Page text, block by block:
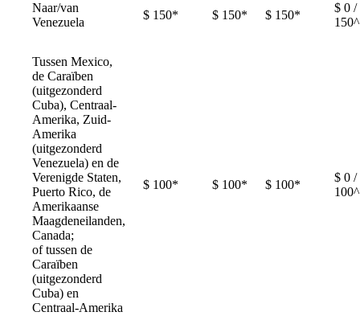
Naar/van
Venezuela
$ 150* $ 150* $ 150*
$ 0 /
150^
Tussen Mexico,
de Caraïben
(uitgezonderd
Cuba), Centraal-
Amerika, Zuid-
Amerika
(uitgezonderd
Venezuela) en de
Verenigde Staten,
Puerto Rico, de
Amerikaanse
Maagdeneilanden,
Canada;
of tussen de
Caraïben
(uitgezonderd
Cuba) en
Centraal-Amerika
$ 100* $ 100* $ 100*
$ 0 /
100^